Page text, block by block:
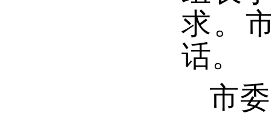
求。
话。
市